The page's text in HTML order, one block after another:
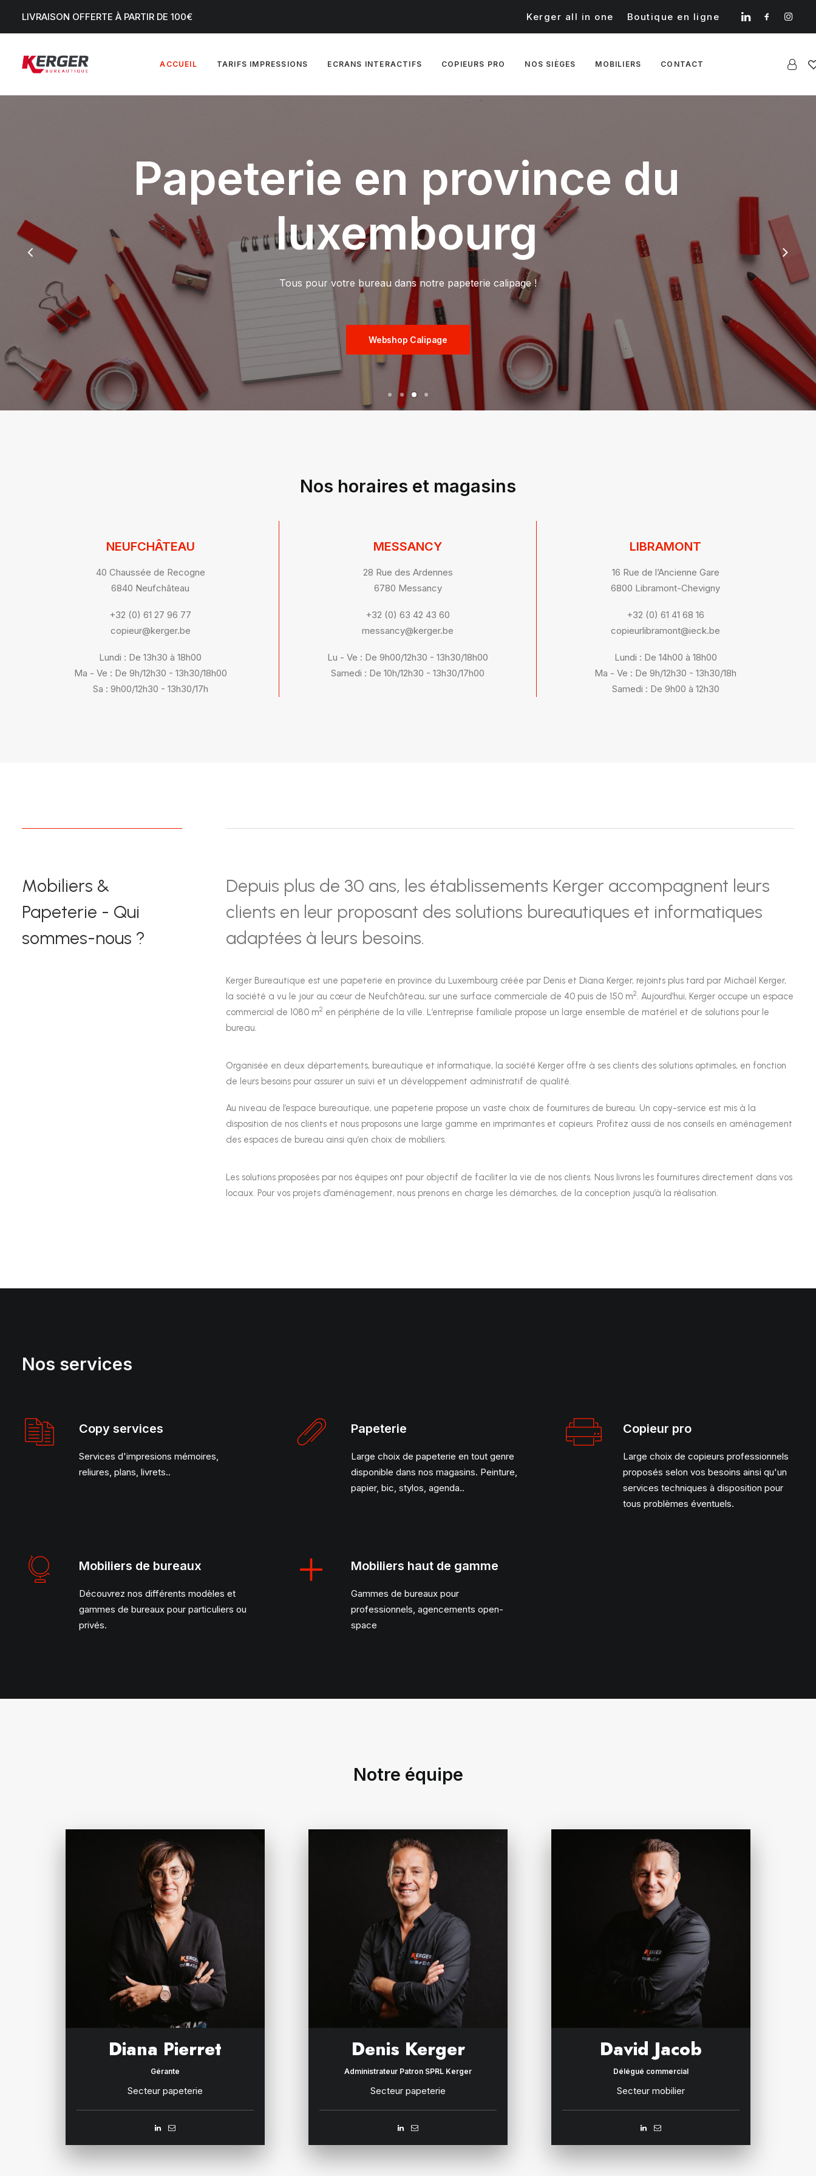
LIVRAISON OFFERTE À PARTIR DE 100€ Kerger all in one Boutique en ligne
ACCUEIL TARIFS IMPRESSIONS ECRANS INTERACTIFS COPIEURS PRO NOS SIÈGES MOBILIERS CONTACT
Nos horaires et magasins
NEUFCHÂTEAU
40 Chaussée de Recogne
6840 Neufchâteau
+32 (0) 61 27 96 77
copieur@kerger.be
Lundi : De 13h30 à 18h00
Ma - Ve : De 9h/12h30 - 13h30/18h00
Sa : 9h00/12h30 - 13h30/17h
MESSANCY
28 Rue des Ardennes
6780 Messancy
+32 (0) 63 42 43 60
messancy@kerger.be
Lu - Ve : De 9h00/12h30 - 13h30/18h00
Samedi : De 10h/12h30 - 13h30/17h00
LIBRAMONT
16 Rue de l’Ancienne Gare
6800 Libramont-Chevigny
+32 (0) 61 41 68 16
copieurlibramont@ieck.be
Lundi : De 14h00 à 18h00
Ma - Ve : De 9h/12h30 - 13h30/18h
Samedi : De 9h00 à 12h30
Mobiliers &
Papeterie - Qui
sommes-nous ?
Depuis plus de 30 ans, les établissements Kerger accompagnent leurs
clients en leur proposant des solutions bureautiques et informatiques
adaptées à leurs besoins.
Kerger Bureautique est une papeterie en province du Luxembourg créée par Denis et Diana Kerger, rejoints plus tard par Michaël Kerger,
la société a vu le jour au cœur de Neufchâteau, sur une surface commerciale de 40 puis de 150 m2. Aujourd’hui, Kerger occupe un espace
commercial de 1080 m2 en périphérie de la ville. L’entreprise familiale propose un large ensemble de matériel et de solutions pour le
bureau.
Organisée en deux départements, bureautique et informatique, la société Kerger offre à ses clients des solutions optimales, en fonction
de leurs besoins pour assurer un suivi et un développement administratif de qualité.
Au niveau de l’espace bureautique, une papeterie propose un vaste choix de fournitures de bureau. Un copy-service est mis à la
disposition de nos clients et nous proposons une large gamme en imprimantes et copieurs. Profitez aussi de nos conseils en aménagement
des espaces de bureau ainsi qu’en choix de mobiliers.
Les solutions proposées par nos équipes ont pour objectif de faciliter la vie de nos clients. Nous livrons les fournitures directement dans vos
locaux. Pour vos projets d’aménagement, nous prenons en charge les démarches, de la conception jusqu’à la réalisation.
Nos services
Copy services
Services d'impresions mémoires,
reliures, plans, livrets..
Papeterie
Large choix de papeterie en tout genre
disponible dans nos magasins. Peinture,
papier, bic, stylos, agenda..
Copieur pro
Large choix de copieurs professionnels
proposés selon vos besoins ainsi qu'un
services techniques à disposition pour
tous problèmes éventuels.
Mobiliers de bureaux
Découvrez nos différents modèles et
gammes de bureaux pour particuliers ou
privés.
Mobiliers haut de gamme
Gammes de bureaux pour
professionnels, agencements open-
space
Notre équipe
Diana Pierret
Gérante
Secteur papeterie
Denis Kerger
Administrateur Patron SPRL Kerger
Secteur papeterie
David Jacob
Délégué commercial
Secteur mobilier